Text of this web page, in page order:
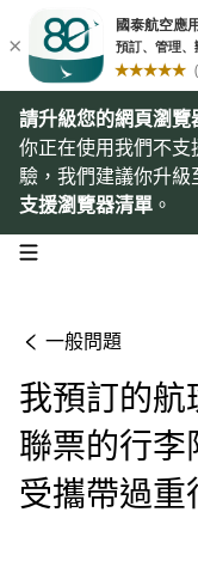
請升級您的網頁瀏覽
你正在使用我們不支
驗，我們建議你升
支援瀏覽器清單 。
open navigation menu
一般問題
我預訂的航
聯票的行李
受攜帶過重